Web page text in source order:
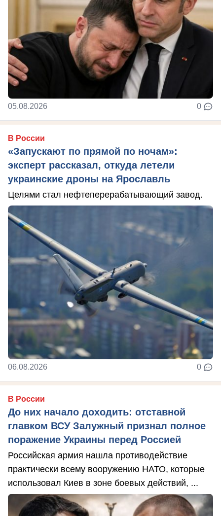
05.08.2026 0
В России
«Запускают по прямой по ночам»:
эксперт рассказал, откуда летели
украинские дроны на Ярославль
Целями стал нефтеперерабатывающий завод.
06.08.2026 0
В России
До них начало доходить: отставной
главком ВСУ Залужный признал полное
поражение Украины перед Россией
Российская армия нашла противодействие
практически всему вооружению НАТО, которые
использовал Киев в зоне боевых действий, ...